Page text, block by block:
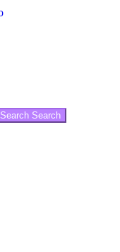
Search Search